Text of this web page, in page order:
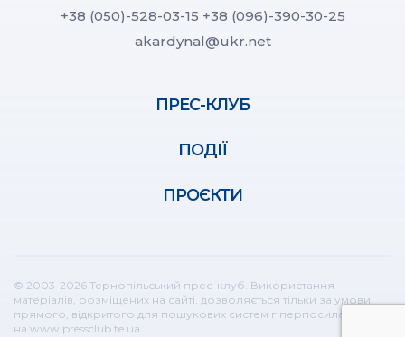
+38 (050)-528-03-15 +38 (096)-390-30-25
akardynal@ukr.net
ПРЕС-КЛУБ
ПОДІЇ
ПРОЄКТИ
© 2003-2026 Тернопільський прес-клуб. Використання
матеріалів, розміщених на сайті, дозволяється тільки за умови
прямого, відкритого для пошукових систем гіперпосилання
на www.pressclub.te.ua